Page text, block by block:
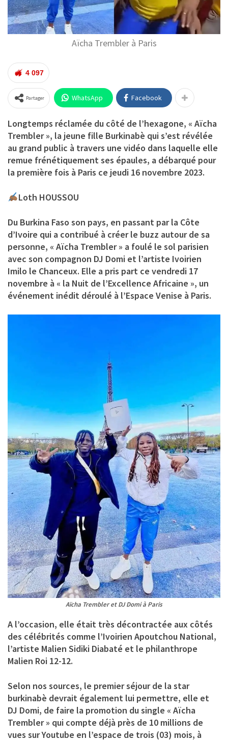
Aïcha Trembler à Paris
4 097
Partager WhatsApp Facebook
Longtemps réclamée du côté de l’hexagone, « Aïcha
Trembler », la jeune fille Burkinabè qui s’est révélée
au grand public à travers une vidéo dans laquelle elle
remue frénétiquement ses épaules, a débarqué pour
la première fois à Paris ce jeudi 16 novembre 2023.
Loth HOUSSOU
Du Burkina Faso son pays, en passant par la Côte
d’Ivoire qui a contribué à créer le buzz autour de sa
personne, « Aïcha Trembler » a foulé le sol parisien
avec son compagnon DJ Domi et l’artiste Ivoirien
Imilo le Chanceux. Elle a pris part ce vendredi 17
novembre à « la Nuit de l’Excellence Africaine », un
événement inédit déroulé à l’Espace Venise à Paris.
Aïcha Trembler et DJ Domi à Paris
A l’occasion, elle était très décontractée aux côtés
des célébrités comme l’Ivoirien Apoutchou National,
l’artiste Malien Sidiki Diabaté et le philanthrope
Malien Roi 12-12.
Selon nos sources, le premier séjour de la star
burkinabè devrait également lui permettre, elle et
DJ Domi, de faire la promotion du single « Aïcha
Trembler » qui compte déjà près de 10 millions de
vues sur Youtube en l’espace de trois (03) mois, à